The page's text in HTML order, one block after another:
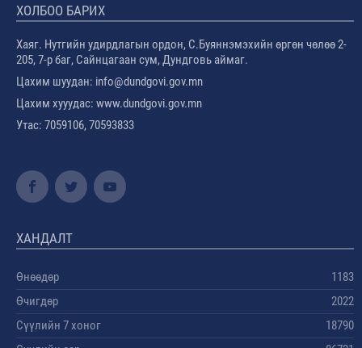
ХОЛБОО БАРИХ
Хаяг. Нутгийн удирдлагын ордон, С.Буяннэмэхийн өргөн чөлөө 2-
205, 7-р баг, Сайнцагаан сум, Дундговь аймаг.
Цахим шуудан: info@dundgovi.gov.mn
Цахим хууудас: www.dundgovi.gov.mn
Утас: 7059106, 70593833
ХАНДАЛТ
Өнөөдөр
1183
Өчигдөр
2022
Сүүлийн 7 хоног
18790